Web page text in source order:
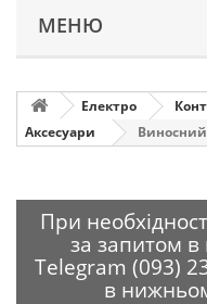
МЕНЮ
Електро
Аксесуари
При
за запитом
Telegram (093)
в